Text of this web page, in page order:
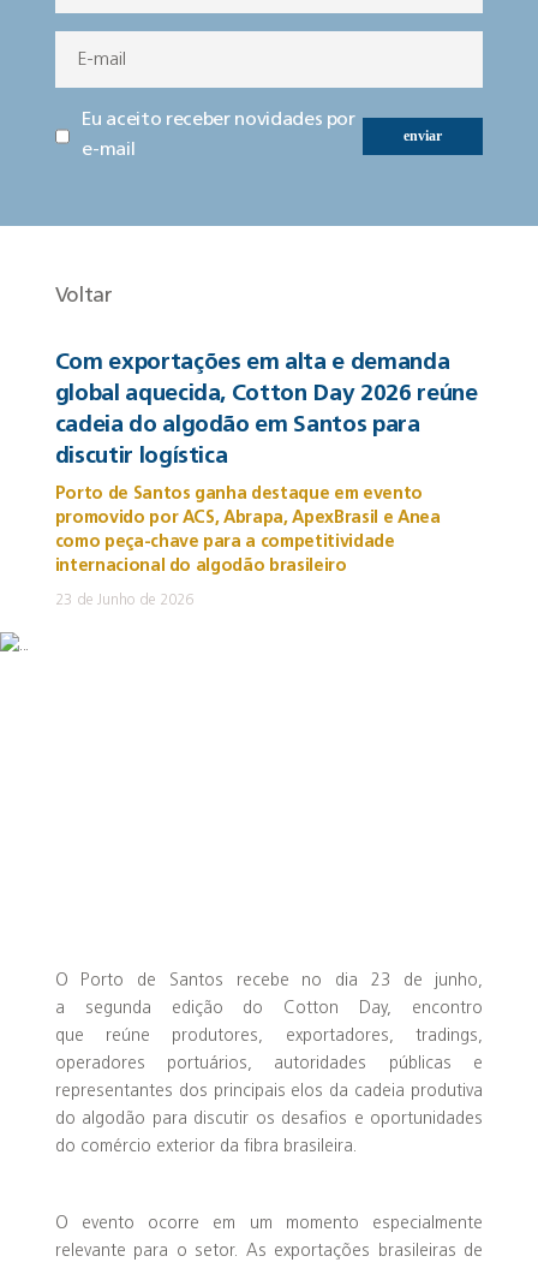
Eu aceito receber novidades por
e-mail
enviar
Voltar
Com exportações em alta e demanda
global aquecida, Cotton Day 2026 reúne
cadeia do algodão em Santos para
discutir logística
Porto de Santos ganha destaque em evento
promovido por ACS, Abrapa, ApexBrasil e Anea
como peça-chave para a competitividade
internacional do algodão brasileiro
23 de Junho de 2026
O Porto de Santos recebe no dia 23 de junho,
a segunda edição do Cotton Day, encontro
que reúne produtores, exportadores, tradings,
operadores portuários, autoridades públicas e
representantes dos principais elos da cadeia produtiva
do algodão para discutir os desafios e oportunidades
do comércio exterior da fibra brasileira.
O evento ocorre em um momento especialmente
relevante para o setor. As exportações brasileiras de